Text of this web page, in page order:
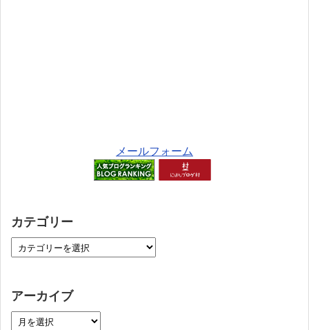
メールフォーム
カテゴリー
アーカイブ